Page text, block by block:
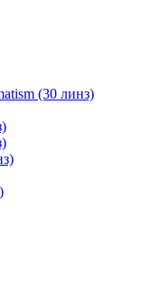
(30 линз)